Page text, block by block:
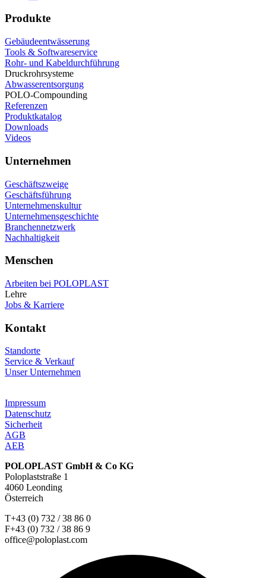
Produkte
Gebäudeentwässerung
Tools & Softwareservice
Rohr- und Kabeldurchführung
Druckrohrsysteme
Abwasserentsorgung
POLO-Compounding
Referenzen
Produktkatalog
Downloads
Videos
Unternehmen
Geschäftszweige
Geschäftsführung
Unternehmenskultur
Unternehmensgeschichte
Branchennetzwerk
Nachhaltigkeit
Menschen
Arbeiten bei POLOPLAST
Lehre
Jobs & Karriere
Kontakt
Standorte
Service & Verkauf
Unser Unternehmen
Impressum
Datenschutz
Sicherheit
AGB
AEB
POLOPLAST GmbH & Co KG
Poloplaststraße 1
4060 Leonding
Österreich
T+43 (0) 732 / 38 86 0
F+43 (0) 732 / 38 86 9
office@poloplast.com